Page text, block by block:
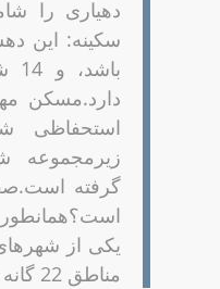
دهیاری را
دارد.مسکن
زیرمجموعه
گرفته
یکی از
مناطق 22 گانه تهران قرار نمیگیرد.(